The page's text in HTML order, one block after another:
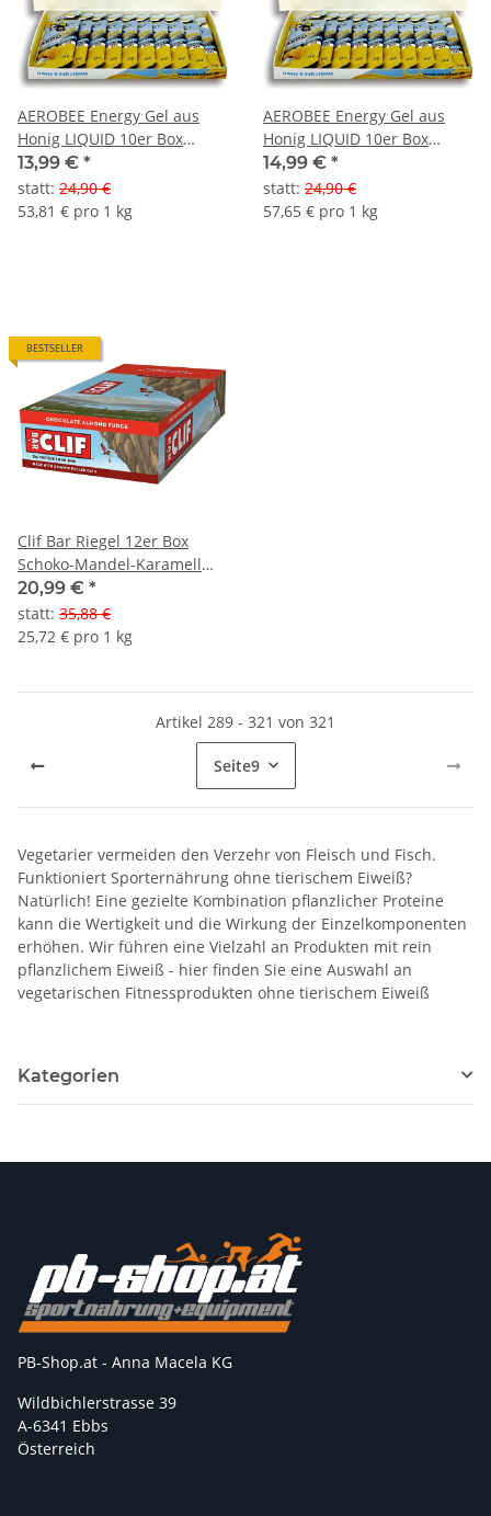
AEROBEE Energy Gel aus
Honig LIQUID 10er Box
Ingwer MHD 05-2026
13,99 € *
statt: 24,90 €
53,81 € pro 1 kg
AEROBEE Energy Gel aus
Honig LIQUID 10er Box
Maracuja MHD 09-2026
14,99 € *
statt: 24,90 €
57,65 € pro 1 kg
BESTSELLER
Clif Bar Riegel 12er Box
Schoko-Mandel-Karamell
(Chocolate Almond Fudge)
MHD 08-2026
20,99 € *
statt: 35,88 €
25,72 € pro 1 kg
Artikel 289 - 321 von 321
Seite9
Vegetarier vermeiden den Verzehr von Fleisch und Fisch.
Funktioniert Sporternährung ohne tierischem Eiweiß?
Natürlich! Eine gezielte Kombination pflanzlicher Proteine
kann die Wertigkeit und die Wirkung der Einzelkomponenten
erhöhen. Wir führen eine Vielzahl an Produkten mit rein
pflanzlichem Eiweiß - hier finden Sie eine Auswahl an
vegetarischen Fitnessprodukten ohne tierischem Eiweiß
Kategorien
PB-Shop.at - Anna Macela KG
Wildbichlerstrasse 39
A-6341 Ebbs
Österreich